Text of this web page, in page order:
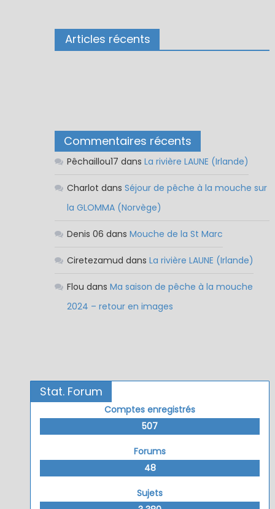
Articles récents
Commentaires récents
Pêchaillou17 dans La rivière LAUNE (Irlande)
Charlot dans Séjour de pêche à la mouche sur
la GLOMMA (Norvège)
Denis 06 dans Mouche de la St Marc
Ciretezamud dans La rivière LAUNE (Irlande)
Flou dans Ma saison de pêche à la mouche
2024 – retour en images
Stat. Forum
Comptes enregistrés
507
Forums
48
Sujets